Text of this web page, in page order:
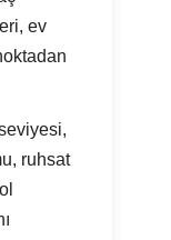
ev
ruhsat